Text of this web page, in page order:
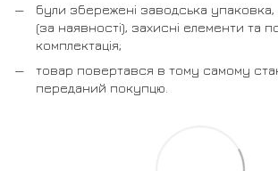
були збережені заводська
(за наявності), захисні елементи та
комплектація;
товар повертався в тому самому
переданий покупцю.